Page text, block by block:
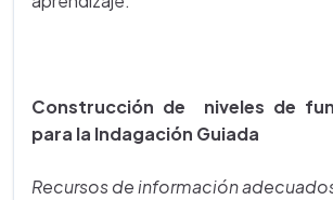
Construcción de niveles de
para la Indagación Guiada
Recursos de información